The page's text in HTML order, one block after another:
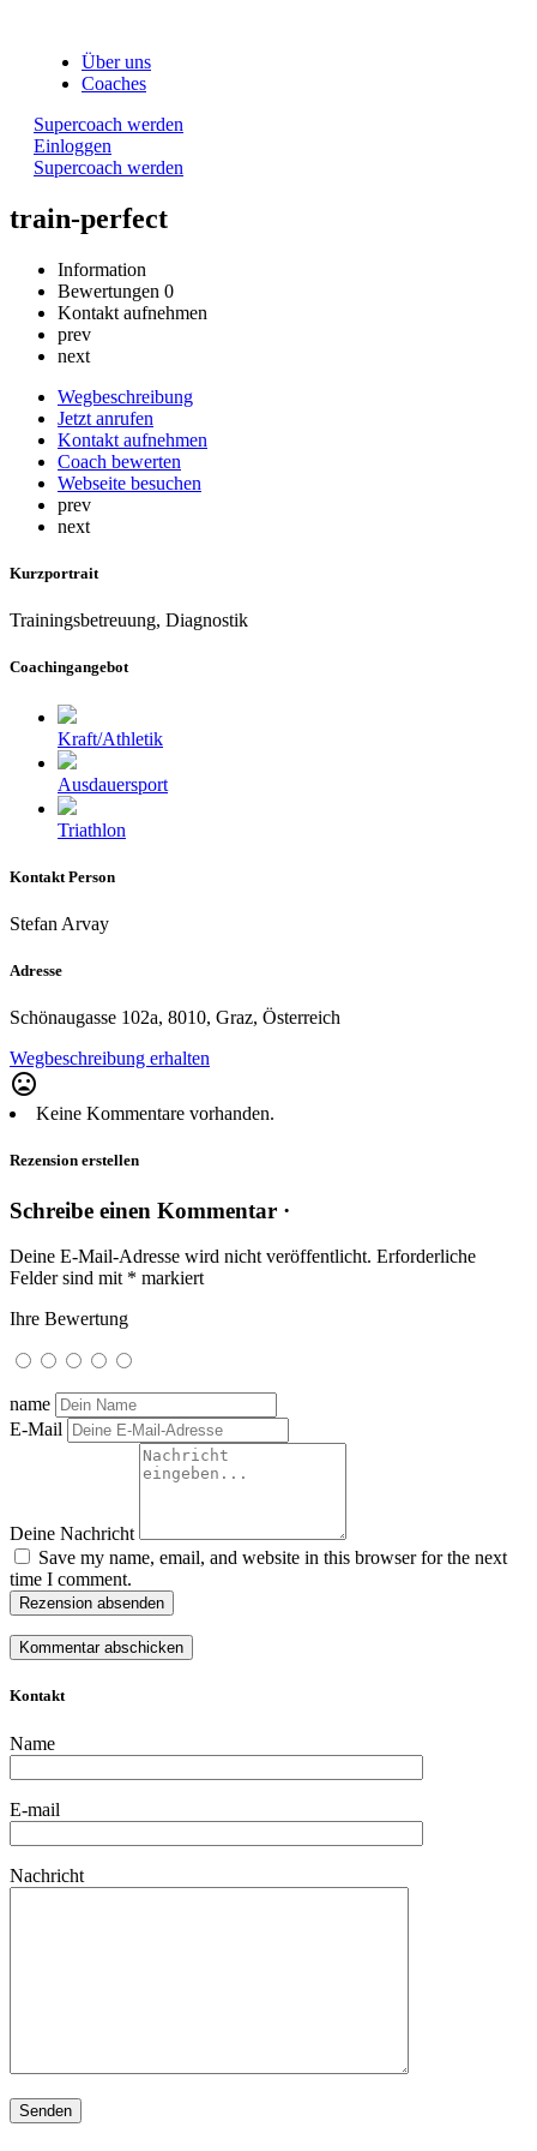
Über uns
Coaches
Supercoach werden
Einloggen
Supercoach werden
train-perfect
Information
Bewertungen 0
Kontakt aufnehmen
prev
next
Wegbeschreibung
Jetzt anrufen
Kontakt aufnehmen
Coach bewerten
Webseite besuchen
prev
next
Kurzportrait
Trainingsbetreuung, Diagnostik
Coachingangebot
Kraft/Athletik
Ausdauersport
Triathlon
Kontakt Person
Stefan Arvay
Adresse
Schönaugasse 102a, 8010, Graz, Österreich
Wegbeschreibung erhalten
mood_bad
Keine Kommentare vorhanden.
Rezension erstellen
Schreibe einen Kommentar ·
Deine E-Mail-Adresse wird nicht veröffentlicht. Erforderliche
Felder sind mit * markiert
Ihre Bewertung
name
E-Mail
Deine Nachricht
Save my name, email, and website in this browser for the next
time I comment.
Rezension absenden
Kontakt
Name
E-mail
Nachricht